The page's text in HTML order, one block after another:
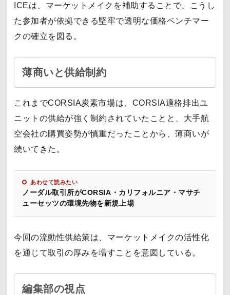
ICEは、マーケットメイクを補助することで、こうし
た参加者が依拠できる堅牢で透明な価格ベンチマー
クの確立を図る。
薄商いと供給制約
これまでCORSIA炭素市場は、CORSIA適格排出ユ
ニットの供給が強く制約されていたことと、大手航
空会社の購買姿勢が慎重だったことから、薄商いが
続いてきた。
あわせて読みたい
ノーダル取引所がCORSIA・カリフォルニア・マサチ
ューセッツの環境先物を新規上場
今回の流動性供給策は、マーケットメイクの活性化
を通じて取引の厚みを増すことを意図している。
編集部の視点